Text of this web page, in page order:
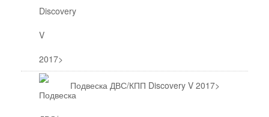
Подвеска ДВС/КПП Discovery V 2017>